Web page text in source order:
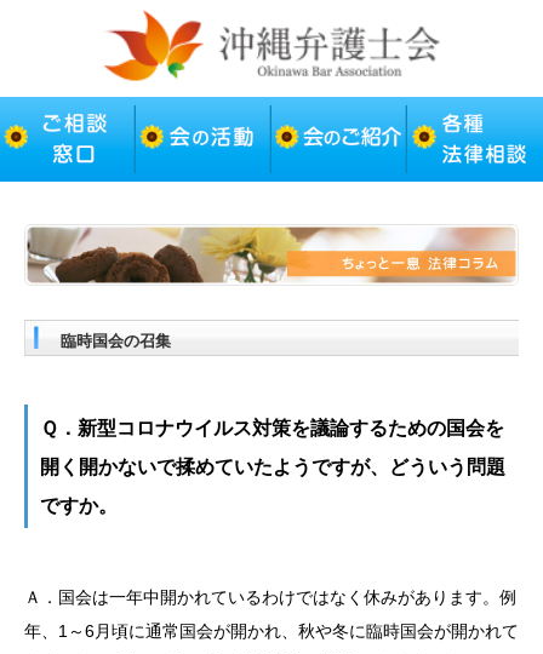
臨時国会の召集
Ｑ．新型コロナウイルス対策を議論するための国会を
開く開かないで揉めていたようですが、どういう問題
ですか。
Ａ．国会は一年中開かれているわけではなく休みがあります。例
年、1～6月頃に通常国会が開かれ、秋や冬に臨時国会が開かれて